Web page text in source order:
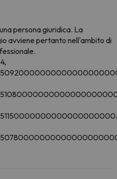
persona giuridica. La
avviene pertanto nell'ambito di